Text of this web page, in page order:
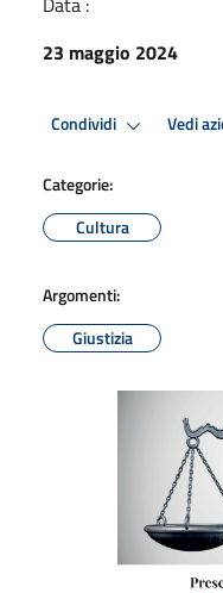
23 maggio 2024
Condividi Vedi
Categorie:
Cultura
Argomenti:
Giustizia